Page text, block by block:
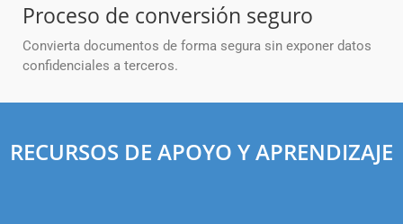
Proceso de conversión seguro
Convierta documentos de forma segura sin exponer datos
confidenciales a terceros.
RECURSOS DE APOYO Y APRENDIZAJE